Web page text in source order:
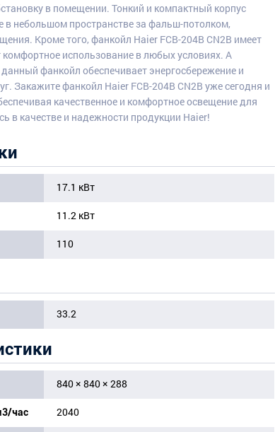
в помещении. Тонкий и компактный корпус
в небольшом пространстве за фальш-потолком,
Кроме того, фанкойл Haier FCB-204B CN2B имеет
использование в любых условиях. А
фанкойл обеспечивает энергосбережение и
Закажите фанкойл Haier FCB-204B CN2B уже сегодня и
качественное и комфортное освещение для
в качестве и надежности продукции Haier!
17.1 кВт
11.2 кВт
110
33.2
840 × 840 × 288
час 2040